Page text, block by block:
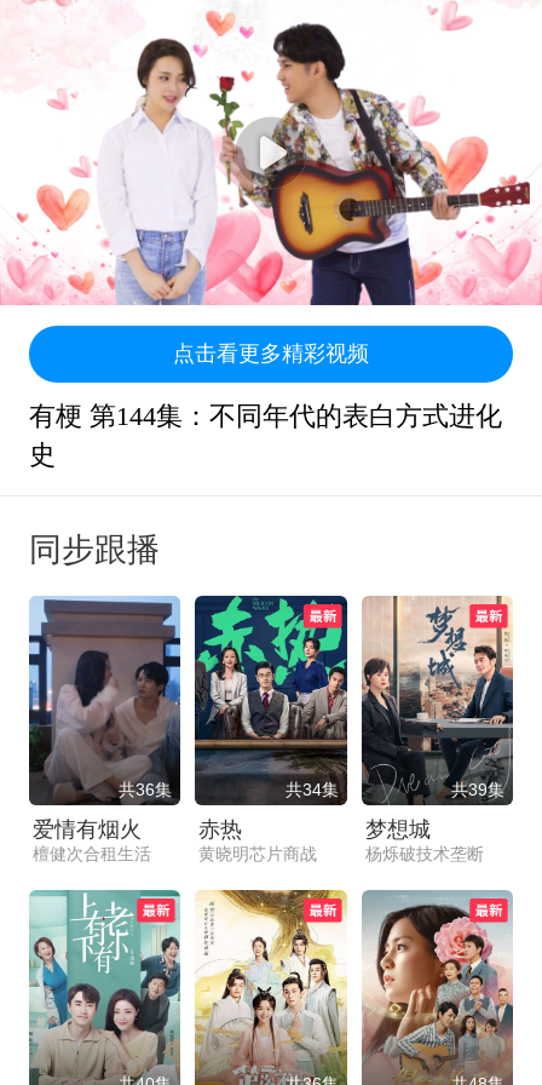
点击看更多精彩视频
有梗 第144集：不同年代的表白方式进化
史
同步跟播
共36集
爱情有烟火
檀健次合租生活
共34集
赤热
黄晓明芯片商战
共39集
梦想城
杨烁破技术垄断